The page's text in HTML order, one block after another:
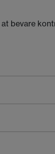
bevare